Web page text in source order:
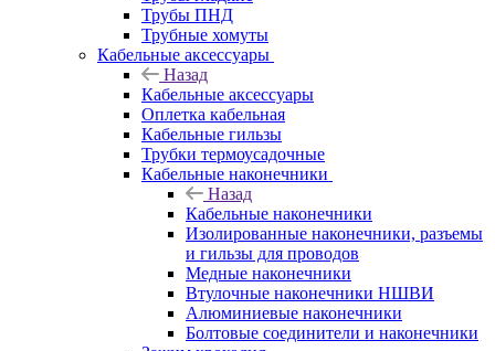
Трубы ПНД
Трубные хомуты
Кабельные аксессуары
Назад
Кабельные аксессуары
Оплетка кабельная
Кабельные гильзы
Трубки термоусадочные
Кабельные наконечники
Назад
Кабельные наконечники
Изолированные наконечники, разъемы
и гильзы для проводов
Медные наконечники
Втулочные наконечники НШВИ
Алюминиевые наконечники
Болтовые соединители и наконечники